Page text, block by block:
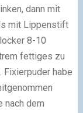
dann mit
mit Lippenstift
8-10
fettiges zu
Fixierpuder habe
nach dem